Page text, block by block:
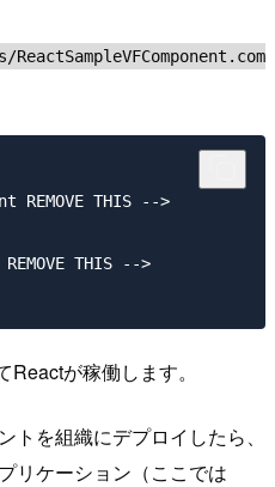
THIS -->
THIS -->
が稼働します。
を組織にデプロイしたら、
リケーション（ここでは